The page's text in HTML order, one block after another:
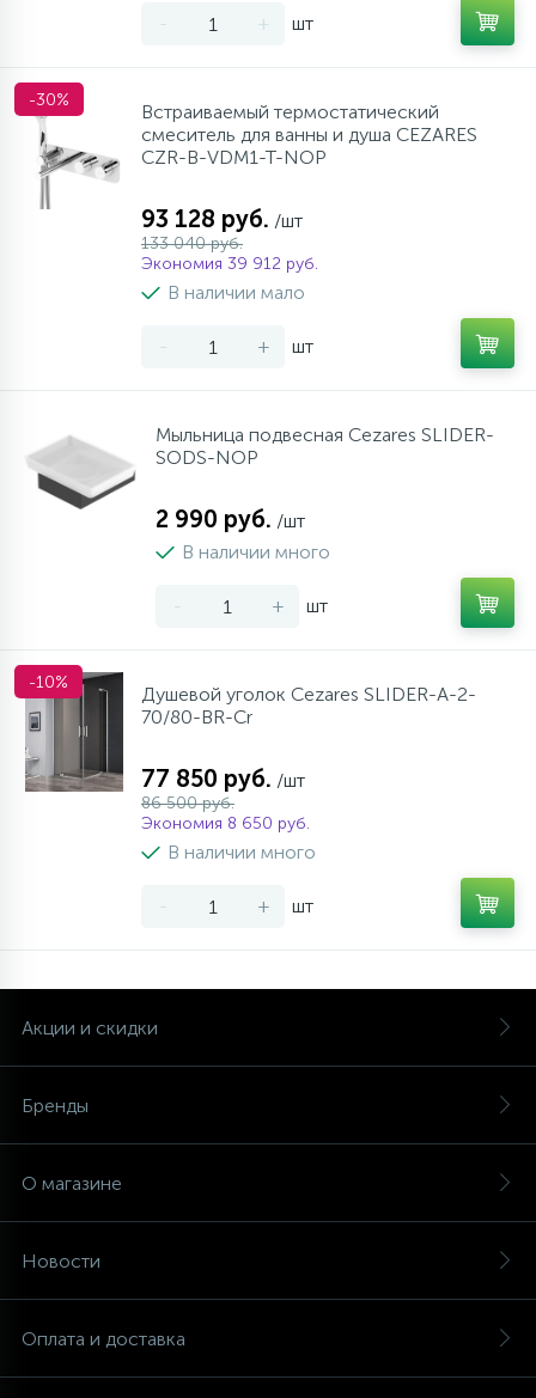
- + шт
-30%
Встраиваемый термостатический
смеситель для ванны и душа CEZARES
CZR-B-VDM1-T-NOP
93 128 руб. /шт
133 040 руб.
Экономия 39 912 руб.
В наличии мало
- + шт
Мыльница подвесная Cezares SLIDER-
SODS-NOP
2 990 руб. /шт
В наличии много
- + шт
-10%
Душевой уголок Cezares SLIDER-A-2-
70/80-BR-Cr
77 850 руб. /шт
86 500 руб.
Экономия 8 650 руб.
В наличии много
- + шт
Акции и скидки
Бренды
О магазине
Новости
Оплата и доставка